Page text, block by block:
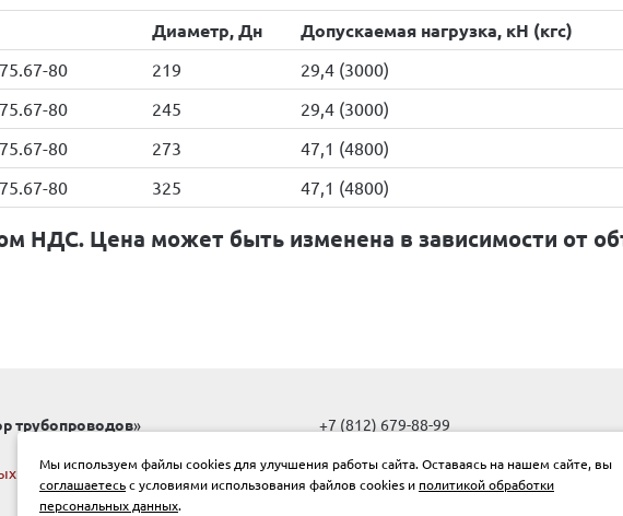
Диаметр, Дн Допускаемая нагрузка, кН (кгс)
80 219 29,4 (3000)
80
245 29,4 (3000)
80
273 47,1 (4800)
80
325 47,1 (4800)
НДС. Цена может быть изменена в зависимости от
трубопроводов»
данных
+7 (812) 679-88-99
г. Санкт-Петербург, Новочеркасский пр-т, д.1Е
Мы используем файлы cookies для улучшения работы сайта. Оставаясь на нашем сайте, вы
соглашаетесьс условиями использования файлов cookies и политикой обработки
персональных данных.